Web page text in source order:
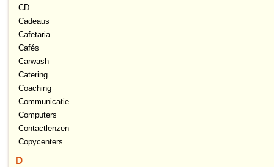
CD
Cadeaus
Cafetaria
Cafés
Carwash
Catering
Coaching
Communicatie
Computers
Contactlenzen
Copycenters
D